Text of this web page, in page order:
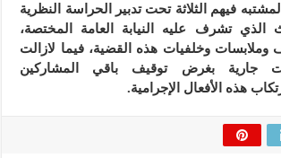
فيهم الثلاثة تحت تدبير الحراسة النظرية
تشرف عليه النيابة العامة المختصة،
وخلفيات هذه القضية، فيما لازالت
جارية بغرض توقيف باقي المشاركين
هذه الأفعال الإجرامية.